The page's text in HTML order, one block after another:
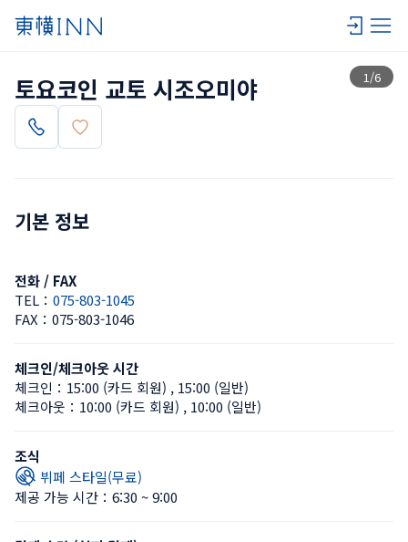
1 /6
목록 보기
토요코인 교토 시조오미야
기본 정보
전화 / FAX
TEL： 075-803-1045
FAX： 075-803-1046
체크인/체크아웃 시간
체크인： 15:00 (카드 회원) , 15:00 (일반)
체크아웃： 10:00 (카드 회원) , 10:00 (일반)
조식
뷔페 스타일(무료)
제공 가능 시간：6:30 ~ 9:00